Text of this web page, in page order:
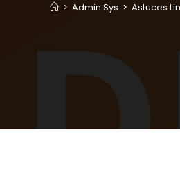
> Admin Sys > Astuces